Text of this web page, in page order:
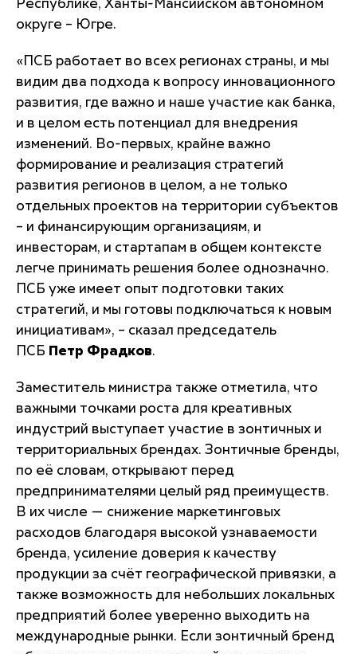
Республике, Ханты-Мансийском автономном
округе – Югре.
« ПСБ работает во всех регионах страны, и мы
видим два подхода к вопросу инновационного
развития, где важно и наше участие как банка,
и в целом есть потенциал для внедрения
изменений. Во-первых, крайне важно
формирование и реализация стратегий
развития регионов в целом, а не только
отдельных проектов на территории субъектов
– и финансирующим организациям, и
инвесторам, и стартапам в общем контексте
легче принимать решения более однозначно.
ПСБ уже имеет опыт подготовки таких
стратегий, и мы готовы подключаться к новым
инициативам», – сказал председатель
ПСБ Петр Фрадков.
Заместитель министра также отметила, что
важными точками роста для креативных
индустрий выступает участие в зонтичных и
территориальных брендах. Зонтичные бренды,
по её словам, открывают перед
предпринимателями целый ряд преимуществ.
В их числе — снижение маркетинговых
расходов благодаря высокой узнаваемости
бренда, усиление доверия к качеству
продукции за счёт географической привязки, а
также возможность для небольших локальных
предприятий более уверенно выходить на
международные рынки. Если зонтичный бренд